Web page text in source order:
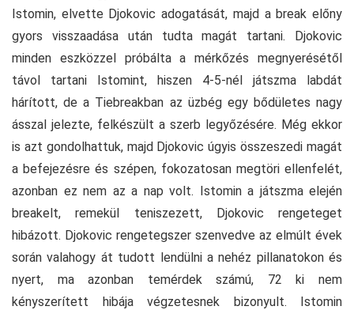
Istomin, elvette Djokovic adogatását, majd a break előny
gyors visszaadása után tudta magát tartani. Djokovic
minden eszközzel próbálta a mérkőzés megnyerésétől
távol tartani Istomint, hiszen 4-5-nél játszma labdát
hárított, de a Tiebreakban az üzbég egy bődületes nagy
ásszal jelezte, felkészült a szerb legyőzésére. Még ekkor
is azt gondolhattuk, majd Djokovic úgyis összeszedi magát
a befejezésre és szépen, fokozatosan megtöri ellenfelét,
azonban ez nem az a nap volt. Istomin a játszma elején
breakelt, remekül teniszezett, Djokovic rengeteget
hibázott. Djokovic rengetegszer szenvedve az elmúlt évek
során valahogy át tudott lendülni a nehéz pillanatokon és
nyert, ma azonban temérdek számú, 72 ki nem
kényszerített hibája végzetesnek bizonyult. Istomin